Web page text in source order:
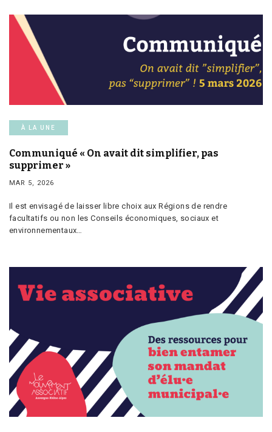
À LA UNE
Communiqué « On avait dit simplifier, pas
supprimer »
MAR 5, 2026
Il est envisagé de laisser libre choix aux Régions de rendre
facultatifs ou non les Conseils économiques, sociaux et
environnementaux…